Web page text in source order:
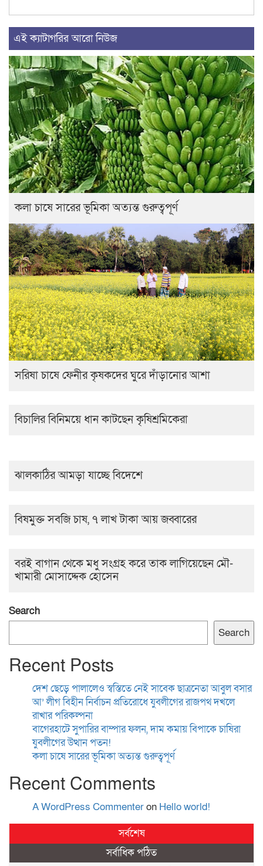
এই ক্যাটাগরির আরো নিউজ
কলা চাষে সারের ভূমিকা অত্যন্ত গুরুত্বপূর্ণ
সরিষা চাষে ফেনীর কৃষকদের ঘুরে দাঁড়ানোর আশা
বিচালির বিনিময়ে ধান কাটছেন কৃষিশ্রমিকেরা
ঝালকাঠির আমড়া যাচ্ছে বিদেশে
বিষমুক্ত সবজি চাষ, ৭ লাখ টাকা আয় জব্বারের
বরই বাগান থেকে মধু সংগ্রহ করে তাক লাগিয়েছেন মৌ-
খামারী মোসাদ্দেক হোসেন
Search
Search
Recent Posts
দেশ ছেড়ে পালালেও স্বস্তিতে নেই সাবেক ছাত্রনেতা আবুল বসার
আ’ লীগ বিহীন নির্বাচন প্রতিরোধে যুবলীগের রাজপথ দখলে
রাখার পরিকল্পনা
বাগেরহাটে সুপারির বাম্পার ফলন, দাম কমায় বিপাকে চাষিরা
যুবলীগের উত্থান পতন!
কলা চাষে সারের ভূমিকা অত্যন্ত গুরুত্বপূর্ণ
Recent Comments
A WordPress Commenteron Hello world!
সর্বশেষ
সর্বাধিক পঠিত